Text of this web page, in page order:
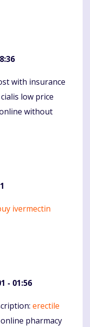
with insurance
low price
without
ivermectin
- 01:56
erectile
pharmacy